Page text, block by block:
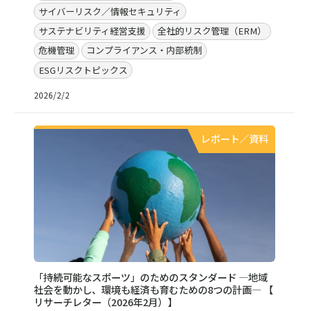
サイバーリスク／情報セキュリティ
サステナビリティ経営支援
全社的リスク管理（ERM）
危機管理
コンプライアンス・内部統制
ESGリスクトピックス
2026/2/2
レポート／資料
「持続可能なスポーツ」のためのスタンダード ―地域
社会を動かし、環境も経済も育むための8つの計画― 【
リサーチレター（2026年2月）】